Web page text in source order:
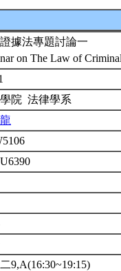
據法專題討論一
on The Law of
院 法律學系
9,A(16:30~19:15)